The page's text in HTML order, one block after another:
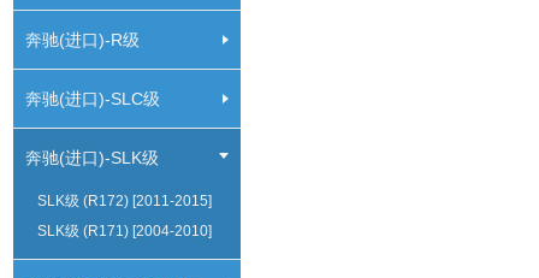
奔驰(进口)-R级
奔驰(进口)-SLC级
奔驰(进口)-SLK级
SLK级 (R172) [2011-2015]
SLK级 (R171) [2004-2010]